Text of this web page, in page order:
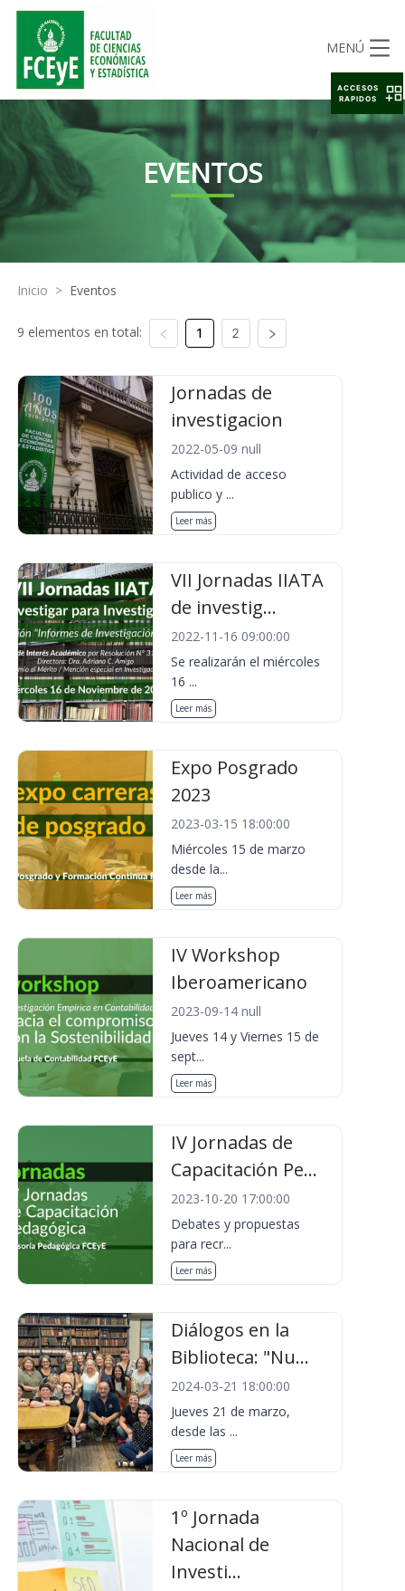
MENÚ
EVENTOS
Inicio > Eventos
9 elementos en total: 1 2
Jornadas de
investigacion
2022-05-09 null
Actividad de acceso
publico y ...
Leer más
VII Jornadas IIATA
de investig...
2022-11-16 09:00:00
Se realizarán el miércoles
16 ...
Leer más
Expo Posgrado
2023
2023-03-15 18:00:00
Miércoles 15 de marzo
desde la...
Leer más
IV Workshop
Iberoamericano
2023-09-14 null
Jueves 14 y Viernes 15 de
sept...
Leer más
IV Jornadas de
Capacitación Pe...
2023-10-20 17:00:00
Debates y propuestas
para recr...
Leer más
Diálogos en la
Biblioteca: "Nu...
2024-03-21 18:00:00
Jueves 21 de marzo,
desde las ...
Leer más
1º Jornada
Nacional de
Investi...
ACCESOS
RAPIDOS